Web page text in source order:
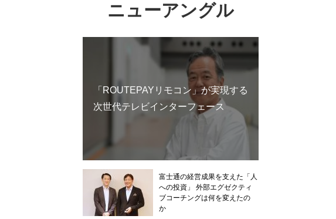
ニューアングル
「ROUTEPAYリモコン」が実現する
次世代テレビインターフェース
富士通の経営成果を支えた「人
への投資」 外部エグゼクティ
ブコーチングは何を変えたの
か